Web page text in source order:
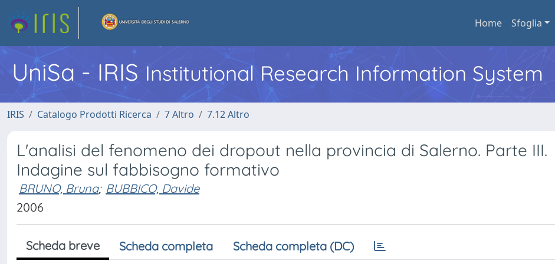
Home Sfoglia
UniSa - IRIS Institutional Research Information System
IRIS Catalogo Prodotti Ricerca 7 Altro 7.12 Altro
L'analisi del fenomeno dei dropout nella provincia di Salerno. Parte III.
Indagine sul fabbisogno formativo
BRUNO, Bruna; BUBBICO, Davide
2006
Scheda breve Scheda completa Scheda completa (DC)